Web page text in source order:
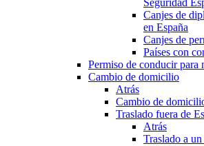
Seguridad
Canjes de
en España
Canjes de
Países con
Permiso de conducir para
Cambio de domicilio
Atrás
Cambio de
Traslado fuera de
Atrás
Traslado a